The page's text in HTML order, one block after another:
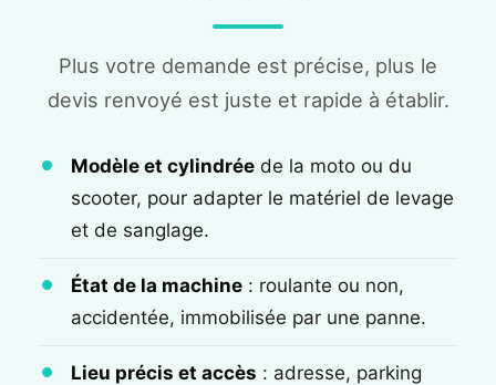
Plus votre demande est précise, plus le
devis renvoyé est juste et rapide à établir.
Modèle et cylindrée de la moto ou du
scooter, pour adapter le matériel de levage
et de sanglage.
État de la machine : roulante ou non,
accidentée, immobilisée par une panne.
Lieu précis et accès : adresse, parking